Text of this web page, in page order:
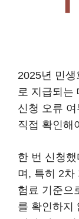
2025년 민
로 지급되는
신청 오류
직접 확인해
한 번 신청
며, 특히 2차
험료 기준으
를 확인하지